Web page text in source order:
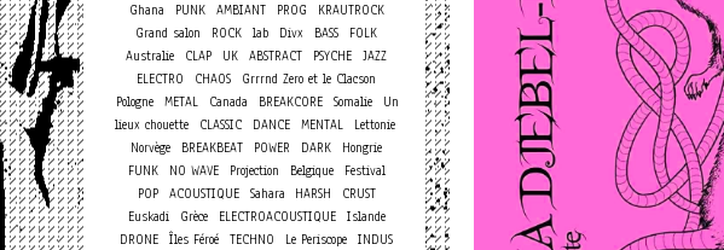
Ghana PUNK AMBIANT PROG
KRAUTROCK
Grand salon
ROCK lab Divx BASS
FOLK
Australie
CLAP UK ABSTRACT PSYCHE JAZZ
ELECTRO
CHAOS
Grrrnd Zero et le Clacson
Pologne METAL Canada BREAKCORE Somalie
Un
lieux chouette
CLASSIC DANCE MENTAL
Lettonie
Norvège
BREAKBEAT POWER DARK
Hongrie
FUNK
NO WAVE Projection Belgique
Festival
POP
ACOUSTIQUE Sahara HARSH
CRUST
Euskadi
Grèce ELECTROACOUSTIQUE
Islande
DRONE Îles Féroé TECHNO Le Periscope INDUS